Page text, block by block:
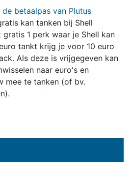
de betaalpas van Plutus
kan tanken bij Shell
1 perk waar je Shell kan
tankt krijg je voor 10 euro
Als deze is vrijgegeven kan
naar euro's en
mee te tanken (of bv.